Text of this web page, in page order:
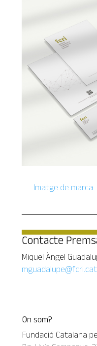
Imatge de marca
Contacte
Miquel Àngel
mguadalupe@fcri.cat
On som?
Fundació Catalana